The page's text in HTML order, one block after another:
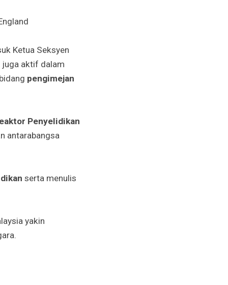
Ketua Seksyen
juga aktif dalam
pengimejan
Penyelidikan
antarabangsa
serta menulis
yakin